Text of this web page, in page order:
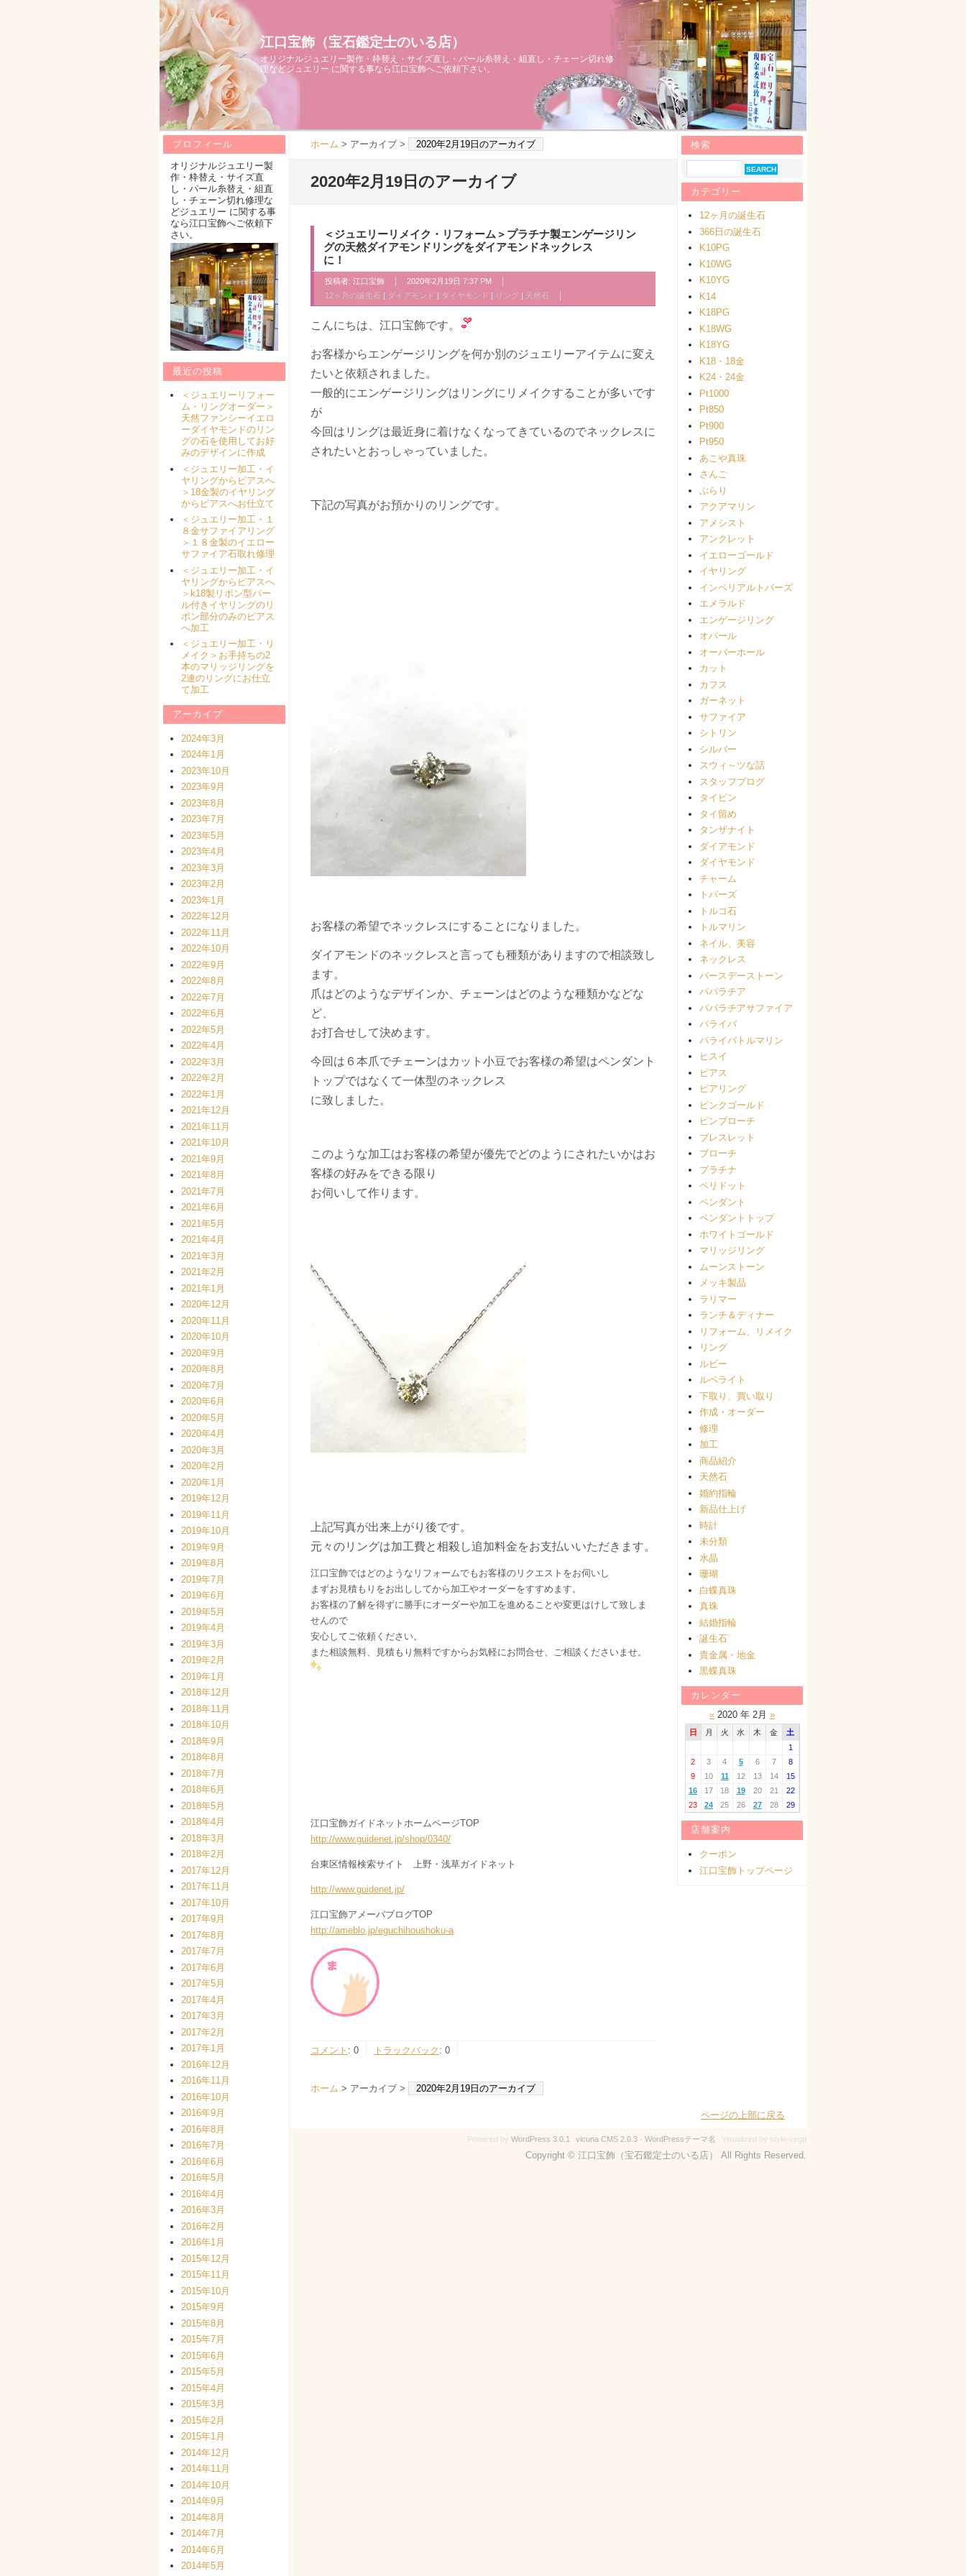
江口宝飾（宝石鑑定士のいる店）
オリジナルジュエリー製作・枠替え・サイズ直し・パール糸替え・組直し・チェーン切れ修
理などジュエリー に関する事なら江口宝飾へご依頼下さい。
ホーム > アーカイブ > 2020年2月19日のアーカイブ
2020年2月19日のアーカイブ
＜ジュエリーリメイク・リフォーム＞プラチナ製エンゲージリン
グの天然ダイアモンドリングをダイアモンドネックレス
に！
投稿者: 江口宝飾
2020年2月19日 7:37 PM
12ヶ月の誕生石 | ダイアモンド | ダイヤモンド | リング | 天然石
こんにちは、江口宝飾です。
お客様からエンゲージリングを何か別のジュエリーアイテムに変え
たいと依頼されました。
一般的にエンゲージリングはリングにリメイクすることが多いです
が
今回はリングは最近身に着けなくなってきているのでネックレスに
されたいとおっしゃっていました。
下記の写真がお預かりのリングです。
お客様の希望でネックレスにすることになりました。
ダイアモンドのネックレスと言っても種類がありますので相談致し
ます。
爪はどのようなデザインか、チェーンはどのような種類かなどな
ど、
お打合せして決めます。
今回は６本爪でチェーンはカット小豆でお客様の希望はペンダント
トップではなくて一体型のネックレス
に致しました。
このような加工はお客様の希望が優先でどのようにされたいかはお
客様の好みをできる限り
お伺いして作ります。
上記写真が出来上がり後です。
元々のリングは加工費と相殺し追加料金をお支払いいただきます。
江口宝飾ではどのようなリフォームでもお客様のリクエストをお伺いし
まずお見積もりをお出ししてから加工やオーダーをすすめます。
お客様の了解を得ずに勝手にオーダーや加工を進めることや変更はけして致しま
せんので
安心してご依頼ください。
また相談無料、見積もり無料ですからお気軽にお問合せ、ご相談くださいませ。
江口宝飾ガイドネットホームページTOP
http://www.guidenet.jp/shop/0340/
台東区情報検索サイト 上野・浅草ガイドネット
http://www.guidenet.jp/
江口宝飾アメーバブログTOP
http://ameblo.jp/eguchihoushoku-a
コメント : 0 トラックバック : 0
ホーム > アーカイブ > 2020年2月19日のアーカイブ
プロフィール
オリジナルジュエリー製
作・枠替え・サイズ直
し・パール糸替え・組直
し・チェーン切れ修理な
どジュエリー に関する事
なら江口宝飾へご依頼下
さい。
最近の投稿
＜ジュエリーリフォー
ム・リングオーダー＞
天然ファンシーイエロ
ーダイヤモンドのリン
グの石を使用してお好
みのデザインに作成
＜ジュエリー加工・イ
ヤリングからピアスへ
＞18金製のイヤリング
からピアスへお仕立て
＜ジュエリー加工・１
８金サファイアリング
＞１８金製のイエロー
サファイア石取れ修理
＜ジュエリー加工・イ
ヤリングからピアスへ
＞k18製リボン型パー
ル付きイヤリングのリ
ボン部分のみのピアス
へ加工
＜ジュエリー加工・リ
メイク＞お手持ちの2
本のマリッジリングを
2連のリングにお仕立
て加工
アーカイブ
2024年3月
2024年1月
2023年10月
2023年9月
2023年8月
2023年7月
2023年5月
2023年4月
2023年3月
2023年2月
2023年1月
2022年12月
2022年11月
2022年10月
2022年9月
2022年8月
2022年7月
2022年6月
2022年5月
2022年4月
2022年3月
2022年2月
2022年1月
2021年12月
2021年11月
2021年10月
2021年9月
2021年8月
2021年7月
2021年6月
2021年5月
2021年4月
2021年3月
2021年2月
2021年1月
2020年12月
2020年11月
2020年10月
2020年9月
2020年8月
2020年7月
2020年6月
2020年5月
2020年4月
2020年3月
2020年2月
2020年1月
2019年12月
2019年11月
2019年10月
2019年9月
2019年8月
2019年7月
2019年6月
2019年5月
2019年4月
2019年3月
2019年2月
2019年1月
2018年12月
2018年11月
2018年10月
2018年9月
2018年8月
2018年7月
2018年6月
2018年5月
2018年4月
2018年3月
2018年2月
2017年12月
2017年11月
2017年10月
2017年9月
2017年8月
2017年7月
2017年6月
2017年5月
2017年4月
2017年3月
2017年2月
2017年1月
2016年12月
2016年11月
2016年10月
2016年9月
2016年8月
2016年7月
2016年6月
2016年5月
2016年4月
2016年3月
2016年2月
2016年1月
2015年12月
2015年11月
2015年10月
2015年9月
2015年8月
2015年7月
2015年6月
2015年5月
2015年4月
2015年3月
2015年2月
2015年1月
2014年12月
2014年11月
2014年10月
2014年9月
2014年8月
2014年7月
2014年6月
2014年5月
検索
カテゴリー
12ヶ月の誕生石
366日の誕生石
K10PG
K10WG
K10YG
K14
K18PG
K18WG
K18YG
K18・18金
K24・24金
Pt1000
Pt850
Pt900
Pt950
あこや真珠
さんご
ぶらり
アクアマリン
アメシスト
アンクレット
イエローゴールド
イヤリング
インペリアルトパーズ
エメラルド
エンゲージリング
オパール
オーバーホール
カット
カフス
ガーネット
サファイア
シトリン
シルバー
スウィ～ツな話
スタッフブログ
タイピン
タイ留め
タンザナイト
ダイアモンド
ダイヤモンド
チャーム
トパーズ
トルコ石
トルマリン
ネイル、美容
ネックレス
バースデーストーン
パパラチア
パパラチアサファイア
パライバ
パライバトルマリン
ヒスイ
ピアス
ピアリング
ピンクゴールド
ピンブローチ
ブレスレット
ブローチ
プラチナ
ペリドット
ペンダント
ペンダントトップ
ホワイトゴールド
マリッジリング
ムーンストーン
メッキ製品
ラリマー
ランチ＆ディナー
リフォーム、リメイク
リング
ルビー
ルベライト
下取り、買い取り
作成・オーダー
修理
加工
商品紹介
天然石
婚約指輪
新品仕上げ
時計
未分類
水晶
珊瑚
白蝶真珠
真珠
結婚指輪
誕生石
貴金属・地金
黒蝶真珠
カレンダー
« 2020 年 2月 »
日 月 火 水 木 金
土
1
2
3 4 5 6 7
8
9
10 11 12 13 14
15
16
17 18 19 20 21
22
23
24 25 26 27 28 29
店舗案内
クーポン
江口宝飾トップページ
ページの上部に戻る
Powered by WordPress 3.0.1 vicuna CMS 2.0.3 - WordPressテーマ名 Visualized by style-vega
Copyright © 江口宝飾（宝石鑑定士のいる店） All Rights Reserved.